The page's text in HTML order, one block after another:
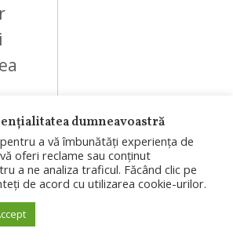
dumneavoastră
a vă îmbunătăți experiența de
oferi reclame sau conținut
a ne analiza traficul. Făcând clic pe
de acord cu utilizarea cookie-urilor.